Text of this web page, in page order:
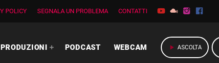
POLICY SEGNALA UN PROBLEMA CONTATTI
PRODUZIONI PODCAST WEBCAM play_arrow ASCOLTA